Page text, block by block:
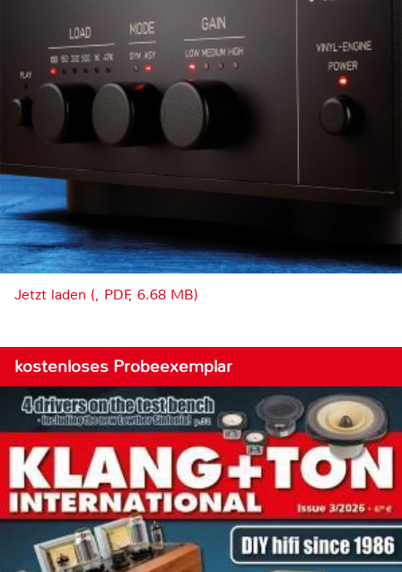
Jetzt laden (, PDF, 6.68 MB)
kostenloses Probeexemplar